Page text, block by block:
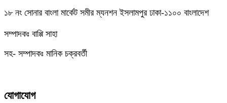
১৮ নং সোনার বাংলা মার্কেট সমীর ম্যনশন ইসলামপুর ঢাকা-১১০০ বাংলাদেশ
সম্পাদকঃ বাপ্পি সাহা
সহ- সম্পাদকঃ মানিক চক্রবর্তী
যোগাযোগ